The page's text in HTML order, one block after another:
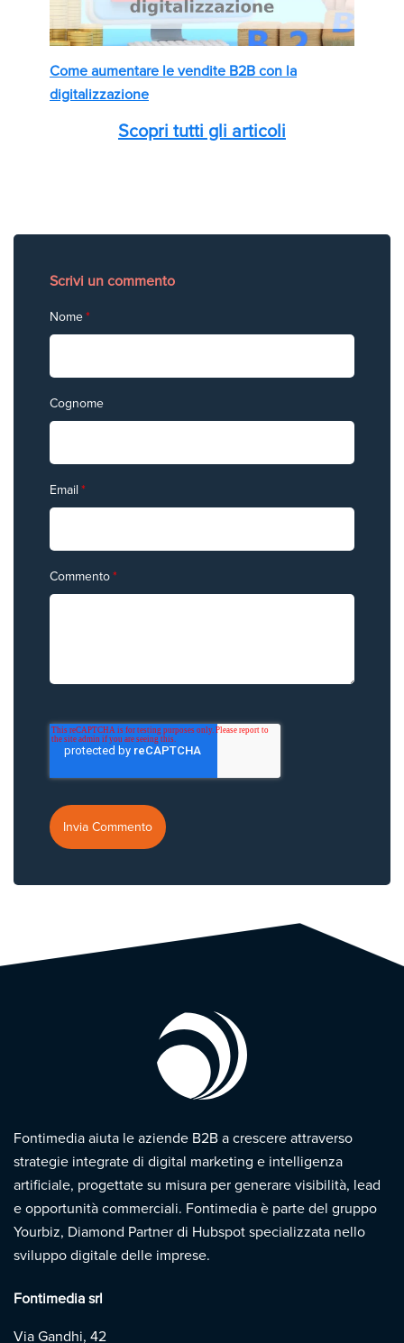
Come aumentare le vendite B2B con la
digitalizzazione
Scopri tutti gli articoli
Scrivi un commento
Nome*
Cognome
Email *
Commento*
Fontimedia aiuta le aziende B2B a crescere attraverso
strategie integrate di digital marketing e intelligenza
artificiale, progettate su misura per generare visibilità, lead
e opportunità commerciali. Fontimedia è parte del gruppo
Yourbiz, Diamond Partner di Hubspot specializzata nello
sviluppo digitale delle imprese.
Fontimedia srl
Via Gandhi, 42